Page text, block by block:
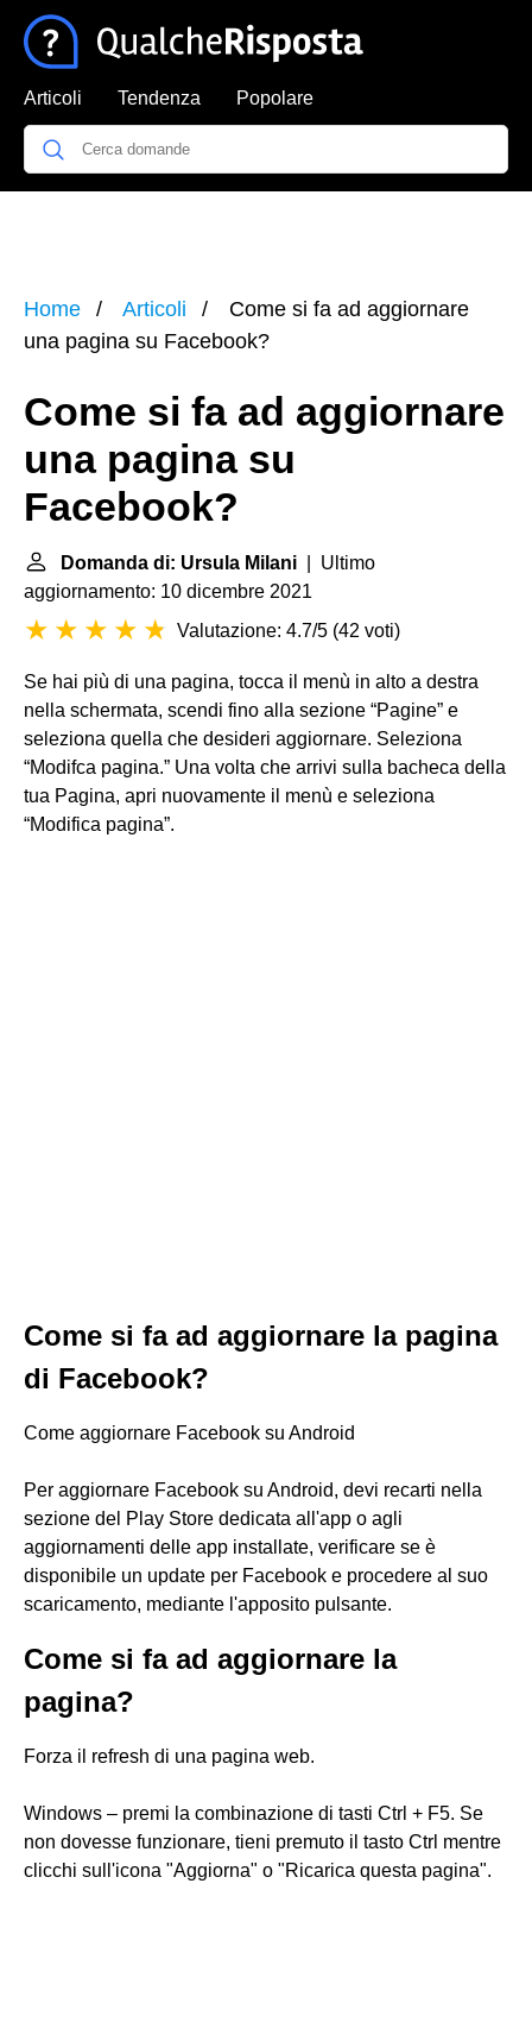
Articoli Tendenza Popolare
Home Articoli
Come si fa ad aggiornare
una pagina su Facebook?
Come si fa ad aggiornare
una pagina su
Facebook?
Domanda di: Ursula Milani | Ultimo
aggiornamento: 10 dicembre 2021
Valutazione: 4.7/5 (42 voti)
Se hai più di una pagina, tocca il menù in alto a destra
nella schermata, scendi fino alla sezione “Pagine” e
seleziona quella che desideri aggiornare. Seleziona
“Modifca pagina.” Una volta che arrivi sulla bacheca della
tua Pagina, apri nuovamente il menù e seleziona
“Modifica pagina”.
Come si fa ad aggiornare la pagina
di Facebook?
Come aggiornare Facebook su Android
Per aggiornare Facebook su Android, devi recarti nella
sezione del Play Store dedicata all'app o agli
aggiornamenti delle app installate, verificare se è
disponibile un update per Facebook e procedere al suo
scaricamento, mediante l'apposito pulsante.
Come si fa ad aggiornare la
pagina?
Forza il refresh di una pagina web.
Windows – premi la combinazione di tasti Ctrl + F5. Se
non dovesse funzionare, tieni premuto il tasto Ctrl mentre
clicchi sull'icona "Aggiorna" o "Ricarica questa pagina".